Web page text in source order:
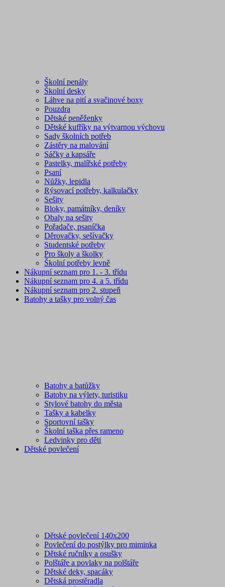
Školní penály
Školní desky
Láhve na pití a svačinové boxy
Pouzdra
Dětské peněženky
Dětské kufříky na výtvarnou výchovu
Sady školních potřeb
Zástěry na malování
Sáčky a kapsáře
Pastelky, malířské potřeby
Psaní
Nůžky, lepidla
Rýsovací potřeby, kalkulačky
Sešity
Bloky, památníky, deníky
Obaly na sešity
Pořadače, psaníčka
Děrovačky, sešívačky
Studentské potřeby
Pro školy a školky
Školní potřeby levně
Nákupní seznam pro 1. - 3. třídu
Nákupní seznam pro 4. a 5. třídu
Nákupní seznam pro 2. stupeň
Batohy a tašky pro volný čas
Batohy a batůžky
Batohy na výlety, turistiku
Stylové batohy do města
Tašky a kabelky
Sportovní tašky
Školní taška přes rameno
Ledvinky pro děti
Dětské povlečení
Dětské povlečení 140x200
Povlečení do postýlky pro miminka
Dětské ručníky a osušky
Polštáře a povlaky na polštáře
Dětské deky, spacáky
Dětská prostěradla